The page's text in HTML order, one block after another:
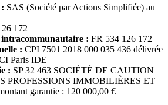
SAS (Société par Actions Simplifiée) au
172
: FR 534 126 172
: CPI 7501 2018 000 035 436 délivrée
Paris IDE
: SP 32 463 SOCIÉTÉ DE CAUTION
PROFESSIONS IMMOBILIÈRES ET
garantie : 120 000,00 €